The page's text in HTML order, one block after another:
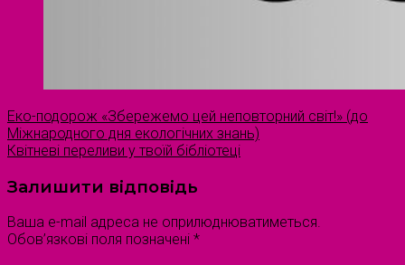
Еко-подорож «Збережемо цей неповторний світ!» (до
Міжнародного дня екологічних знань)
Квітневі переливи у твоїй бібліотеці
Залишити відповідь
Ваша e-mail адреса не оприлюднюватиметься.
Обов’язкові поля позначені *